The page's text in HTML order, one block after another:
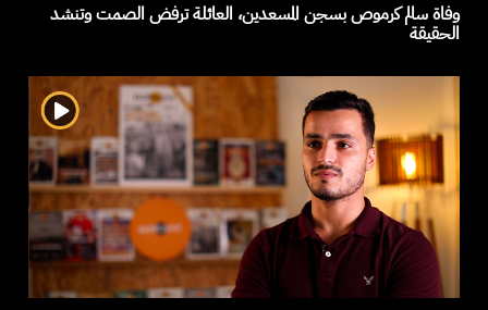
وفاة سالم كرموص بسجن المسعدين، العائلة ترفض الصمت وتنشد
الحقيقة